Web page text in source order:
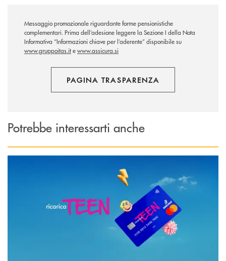
Messaggio promozionale riguardante forme pensionistiche
complementari. Prima dell’adesione leggere la Sezione I della Nota
Informativa “Informazioni chiave per l’aderente” disponibile su
www.gruppoitas.itewww.assicura.si
PAGINA TRASPARENZA
Potrebbe interessarti anche